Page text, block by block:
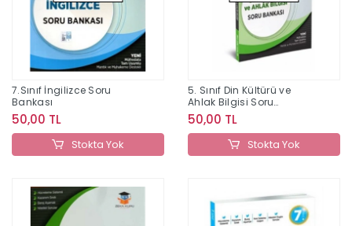
7.Sınıf İngilizce Soru
Bankası
50,00 TL
Stokta Yok
5. Sınıf Din Kültürü ve
Ahlak Bilgisi Soru
Bankası
50,00 TL
Stokta Yok